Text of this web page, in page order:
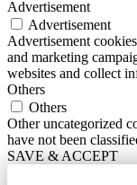
Advertisement
Advertisement
Advertisement
and marketing
websites and collect
Others
Others
Other uncategorized
have not been
SAVE & ACCEPT